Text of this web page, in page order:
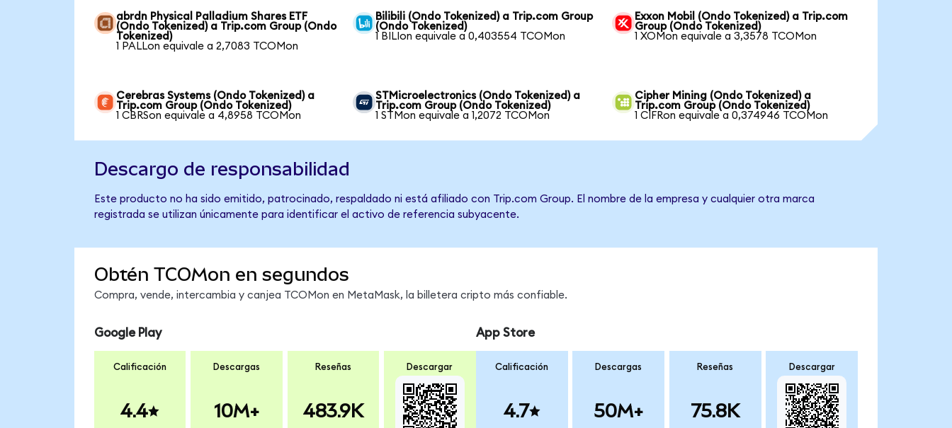
abrdn Physical Palladium Shares ETF
(Ondo Tokenized) a Trip.com Group (Ondo
Tokenized)
1 PALLon equivale a 2,7083 TCOMon
Bilibili (Ondo Tokenized) a Trip.com Group
(Ondo Tokenized)
1 BILIon equivale a 0,403554 TCOMon
Exxon Mobil (Ondo Tokenized) a Trip.com
Group (Ondo Tokenized)
1 XOMon equivale a 3,3578 TCOMon
Cerebras Systems (Ondo Tokenized) a
Trip.com Group (Ondo Tokenized)
1 CBRSon equivale a 4,8958 TCOMon
STMicroelectronics (Ondo Tokenized) a
Trip.com Group (Ondo Tokenized)
1 STMon equivale a 1,2072 TCOMon
Cipher Mining (Ondo Tokenized) a
Trip.com Group (Ondo Tokenized)
1 CIFRon equivale a 0,374946 TCOMon
Descargo de responsabilidad
Este producto no ha sido emitido, patrocinado, respaldado ni está afiliado con Trip.com Group. El nombre de la empresa y cualquier otra marca
registrada se utilizan únicamente para identificar el activo de referencia subyacente.
Obtén TCOMon en segundos
Compra, vende, intercambia y canjea TCOMon en MetaMask, la billetera cripto más confiable.
Google Play
Calificación
4.4
Descargas
10M+
Reseñas
483.9K
Descargar
App Store
Calificación
4.7
Descargas
50M+
Reseñas
75.8K
Descargar